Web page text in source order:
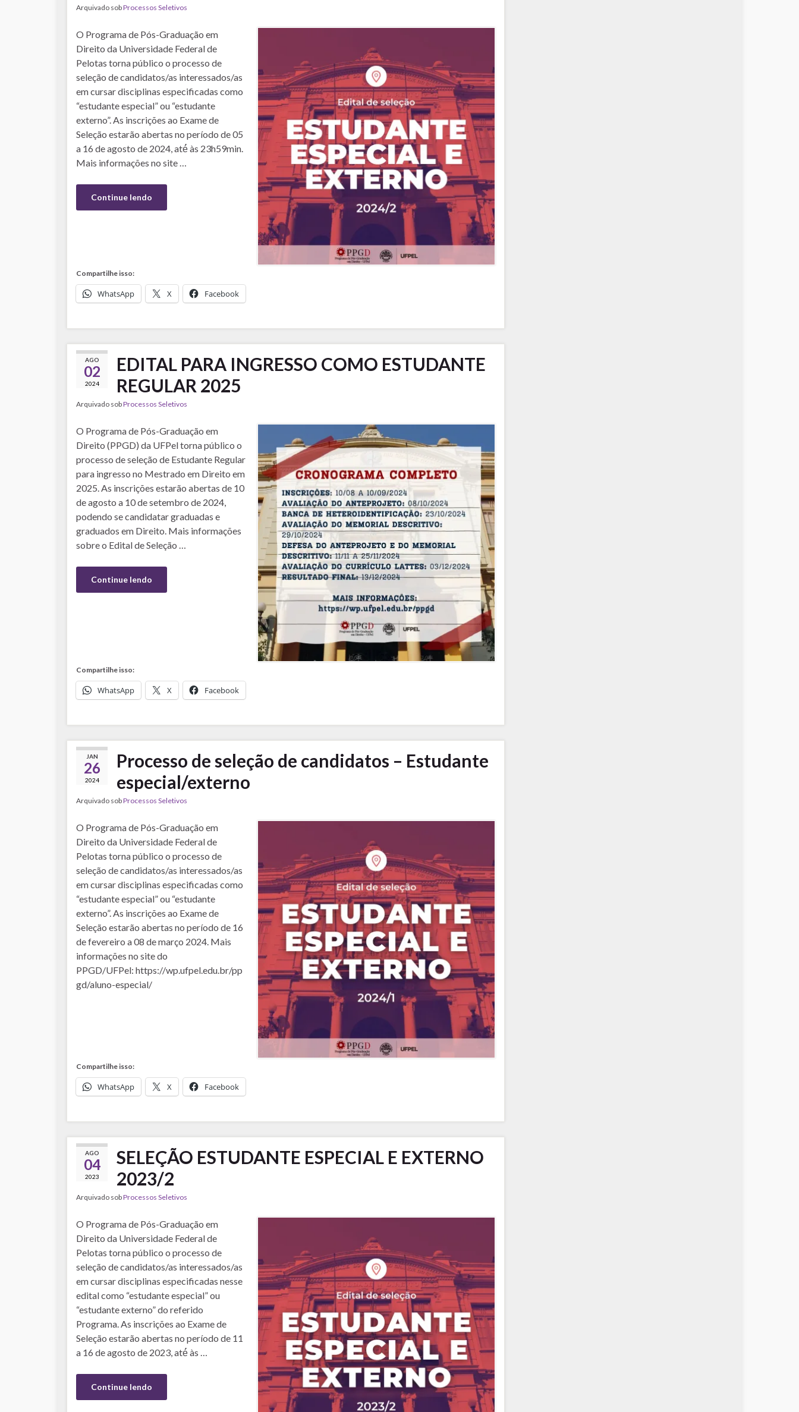
Arquivado sobProcessos Seletivos
O Programa de Pós-Graduação em
Direito da Universidade Federal de
Pelotas torna público o processo de
seleção de candidatos/as interessados/as
em cursar disciplinas especificadas como
“estudante especial” ou “estudante
externo”. As inscrições ao Exame de
Seleção estarão abertas no período de 05
a 16 de agosto de 2024, até́ às 23h59min.
Mais informações no site …
Continue lendo
Compartilhe isso:
WhatsApp X Facebook
AGO
02
2024
EDITAL PARA INGRESSO COMO ESTUDANTE
REGULAR 2025
Arquivado sobProcessos Seletivos
O Programa de Pós-Graduação em
Direito (PPGD) da UFPel torna público o
processo de seleção de Estudante Regular
para ingresso no Mestrado em Direito em
2025. As inscrições estarão abertas de 10
de agosto a 10 de setembro de 2024,
podendo se candidatar graduadas e
graduados em Direito. Mais informações
sobre o Edital de Seleção …
Continue lendo
Compartilhe isso:
WhatsApp X Facebook
JAN
26
2024
Processo de seleção de candidatos – Estudante
especial/externo
Arquivado sobProcessos Seletivos
O Programa de Pós-Graduação em
Direito da Universidade Federal de
Pelotas torna público o processo de
seleção de candidatos/as interessados/as
em cursar disciplinas especificadas como
“estudante especial” ou “estudante
externo”. As inscrições ao Exame de
Seleção estarão abertas no período de 16
de fevereiro a 08 de março 2024. Mais
informações no site do
PPGD/UFPel: https://wp.ufpel.edu.br/pp
gd/aluno-especial/
Compartilhe isso:
WhatsApp X Facebook
AGO
04
2023
SELEÇÃO ESTUDANTE ESPECIAL E EXTERNO
2023/2
Arquivado sobProcessos Seletivos
O Programa de Pós-Graduação em
Direito da Universidade Federal de
Pelotas torna público o processo de
seleção de candidatos/as interessados/as
em cursar disciplinas especificadas nesse
edital como “estudante especial” ou
“estudante externo” do referido
Programa. As inscrições ao Exame de
Seleção estarão abertas no período de 11
a 16 de agosto de 2023, até́ às …
Continue lendo